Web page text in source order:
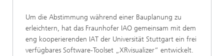
Um die Abstimmung während einer Bauplanung zu
erleichtern, hat das Fraunhofer IAO gemeinsam mit dem
eng kooperierenden IAT der Universität Stuttgart ein frei
verfügbares Software-Toolset „XRvisualizer“ entwickelt.